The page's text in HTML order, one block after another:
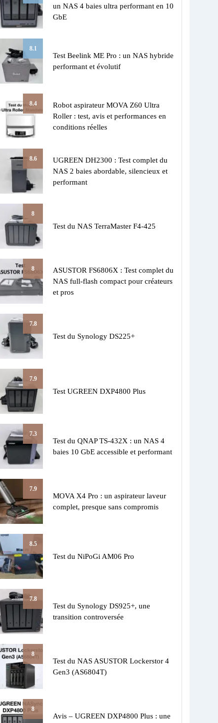
un NAS 4 baies ultra performant en 10
GbE
8.1
Test Beelink ME Pro : un NAS hybride
performant et évolutif
8.4
Robot aspirateur MOVA Z60 Ultra
Roller : test, avis et performances en
conditions réelles
8.6
UGREEN DH2300 : Test complet du
NAS 2 baies abordable, silencieux et
performant
8
Test du NAS TerraMaster F4-425
8
ASUSTOR FS6806X : Test complet du
NAS full-flash compact pour créateurs
et pros
7.8
Test du Synology DS225+
7.9
Test UGREEN DXP4800 Plus
7.3
Test du QNAP TS-432X : un NAS 4
baies 10 GbE accessible et performant
7.9
MOVA X4 Pro : un aspirateur laveur
complet, presque sans compromis
8.5
Test du NiPoGi AM06 Pro
7.8
Test du Synology DS925+, une
transition controversée
8
Test du NAS ASUSTOR Lockerstor 4
Gen3 (AS6804T)
8
Avis – UGREEN DXP4800 Plus : une